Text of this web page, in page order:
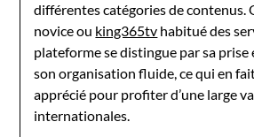
différentes catégories de contenus.
novice ou king365tv habitué des
plateforme se distingue par sa prise
son organisation fluide, ce qui en
apprécié pour profiter d’une large
internationales.